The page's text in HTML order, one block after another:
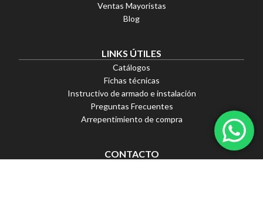
Ventas Mayoristas
Blog
LINKS ÚTILES
Catálogos
Fichas técnicas
Instructivo de armado e instalación
Preguntas Frecuentes
Arrepentimiento de compra
CONTACTO